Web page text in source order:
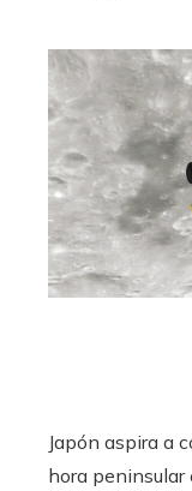
Japón aspira a
hora peninsular